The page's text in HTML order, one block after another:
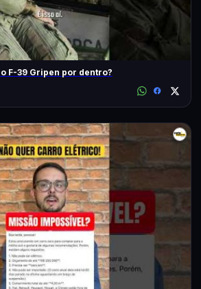
F-39 Gripen por dentro?